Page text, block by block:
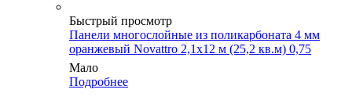
Быстрый просмотр
Панели многослойные из поликарбоната 4 мм
оранжевый Novattro 2,1х12 м (25,2 кв.м) 0,75
Мало
Подробнее